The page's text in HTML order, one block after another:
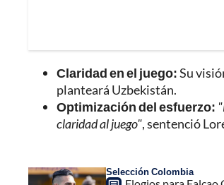
Claridad en el juego:Su
planteará Uzbekistán.
Optimización del esfuerzo:
claridad al juego", sentenció
Selección Colombia